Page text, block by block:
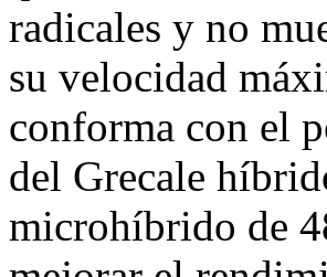
radicales y no
su velocidad
conforma con el
del Grecale
microhíbrido de